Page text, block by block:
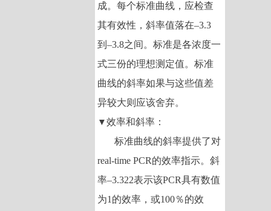
成。每个标准曲线，应检查
其有效性，斜率值落在–3.3
到–3.8之间。标准是各浓度一
式三份的理想测定值。标准
曲线的斜率如果与这些值差
异较大则应该舍弃。
▼效率和斜率：
标准曲线的斜率提供了对
real-time PCR的效率指示。斜
率–3.322表示该PCR具有数值
为1 的效率，或100％的效